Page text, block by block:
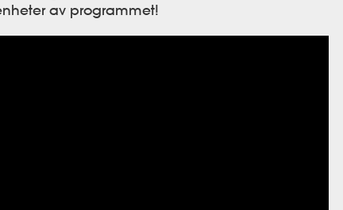
av programmet!